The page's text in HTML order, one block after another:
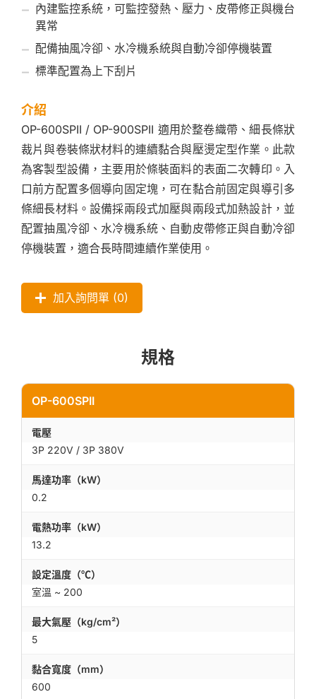
內建監控系統，可監控發熱、壓力、皮帶修正與機台
異常
配備抽風冷卻、水冷機系統與自動冷卻停機裝置
標準配置為上下刮片
介紹
OP-600SPII / OP-900SPII 適用於整卷織帶、細長條狀
裁片與卷裝條狀材料的連續黏合與壓燙定型作業。此款
為客製型設備，主要用於條裝面料的表面二次轉印。入
口前方配置多個導向固定塊，可在黏合前固定與導引多
條細長材料。設備採兩段式加壓與兩段式加熱設計，並
配置抽風冷卻、水冷機系統、自動皮帶修正與自動冷卻
停機裝置，適合長時間連續作業使用。
加入詢問單 (0)
規格
OP-600SPII
電壓
3P 220V / 3P 380V
馬達功率（kW）
0.2
電熱功率（kW）
13.2
設定溫度（℃）
室溫 ~ 200
最大氣壓（kg/cm²）
5
黏合寬度（mm）
600